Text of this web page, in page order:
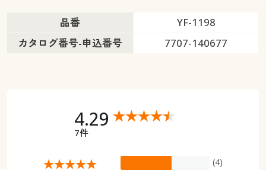
品番
YF-1198
カタログ番号-申込番号
7707-140677
4.29
7件
(4)